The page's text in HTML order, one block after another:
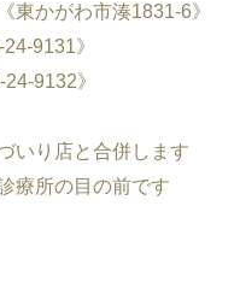
東かがわ市湊1831-6》
9131》
9132》
いり店と合併します
療所の目の前です